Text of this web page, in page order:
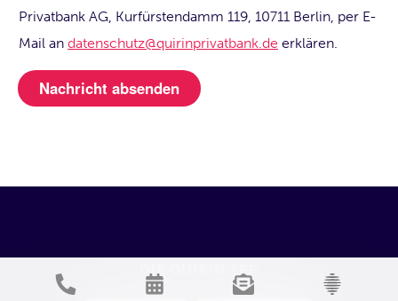
Privatbank AG, Kurfürstendamm 119, 10711 Berlin, per E-
Mail an datenschutz@quirinprivatbank.de erklären.
DIE QUIRIN APP